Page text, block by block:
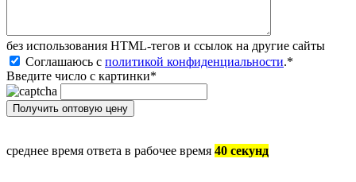
без иcпользования HTML-тегов и ссылок на другие сайты
Соглашаюсь с политикой конфиденциальности.*
Введите число с картинки*
среднее время ответа в рабочее время 40 секунд